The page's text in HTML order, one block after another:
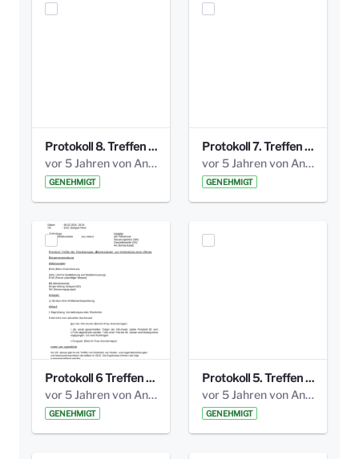
Protokoll 8. Treffen 20150330 AG Bismarckplatz.pdf
vor 5 Jahren von Anni Schlumberger
GENEHMIGT
Protokoll 7. Treffen 20150308 AG Bismarckplatz.pdf
vor 5 Jahren von Anni Schlumberger
GENEHMIGT
Protokoll 6 Treffen 20150205 AG Bismarckplatz.pdf
vor 5 Jahren von Anni Schlumberger
GENEHMIGT
Protokoll 5. Treffen 20141208 AG Bismarkplatz.pdf
vor 5 Jahren von Anni Schlumberger
GENEHMIGT